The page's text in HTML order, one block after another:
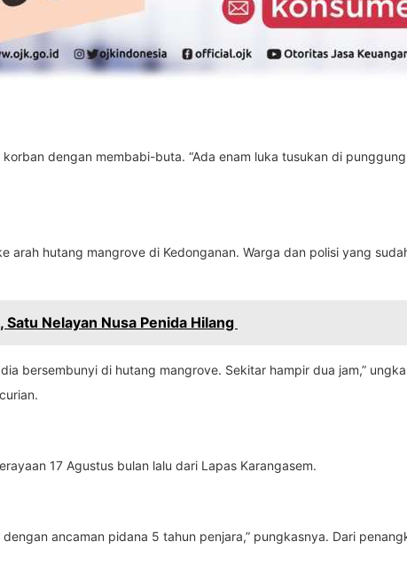
dengan membabi-buta. “Ada enam luka tusukan di
arah hutang mangrove di Kedonganan. Warga dan polisi yang
Nelayan Nusa Penida Hilang
bersembunyi di hutang mangrove. Sekitar hampir dua jam,”
17 Agustus bulan lalu dari Lapas Karangasem.
ancaman pidana 5 tahun penjara,” pungkasnya. Dari